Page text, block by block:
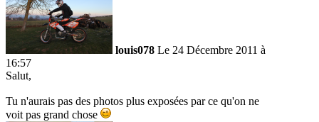
louis078 Le 24 Décembre 2011 à
16:57
Salut,
Tu n'aurais pas des photos plus exposées par ce qu'on ne
voit pas grand chose